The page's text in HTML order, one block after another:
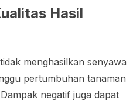
Hasil
menghasilkan senyawa
pertumbuhan tanaman
negatif juga dapat